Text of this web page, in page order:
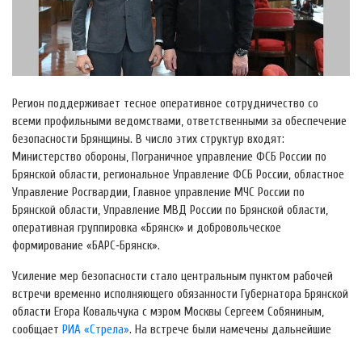
Регион поддерживает тесное оперативное сотрудничество со
всеми профильными ведомствами, ответственными за обеспечение
безопасности Брянщины. В число этих структур входят:
Министерство обороны, Пограничное управление ФСБ России по
Брянской области, региональное Управление ФСБ России, областное
Управление Росгвардии, Главное управление МЧС России по
Брянской области, Управление МВД России по Брянской области,
оперативная группировка «Брянск» и добровольческое
формирование «БАРС‑Брянск».
Усиление мер безопасности стало центральным пунктом рабочей
встречи временно исполняющего обязанности Губернатора Брянской
области Егора Ковальчука с мэром Москвы Сергеем Собяниным,
сообщает РИА «Стрела». На встрече были намечены дальнейшие